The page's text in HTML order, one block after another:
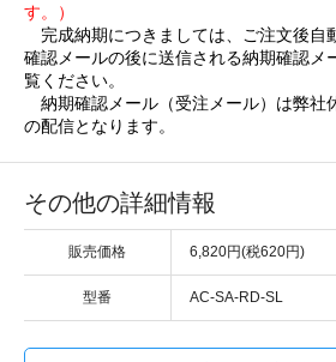
す。）
完成納期につきましては、ご注文後自
確認メールの後に送信される納期確認メ
覧ください。
納期確認メール（受注メール）は弊社
の配信となります。
その他の詳細情報
販売価格 6,820円(税620円)
型番 AC-SA-RD-SL